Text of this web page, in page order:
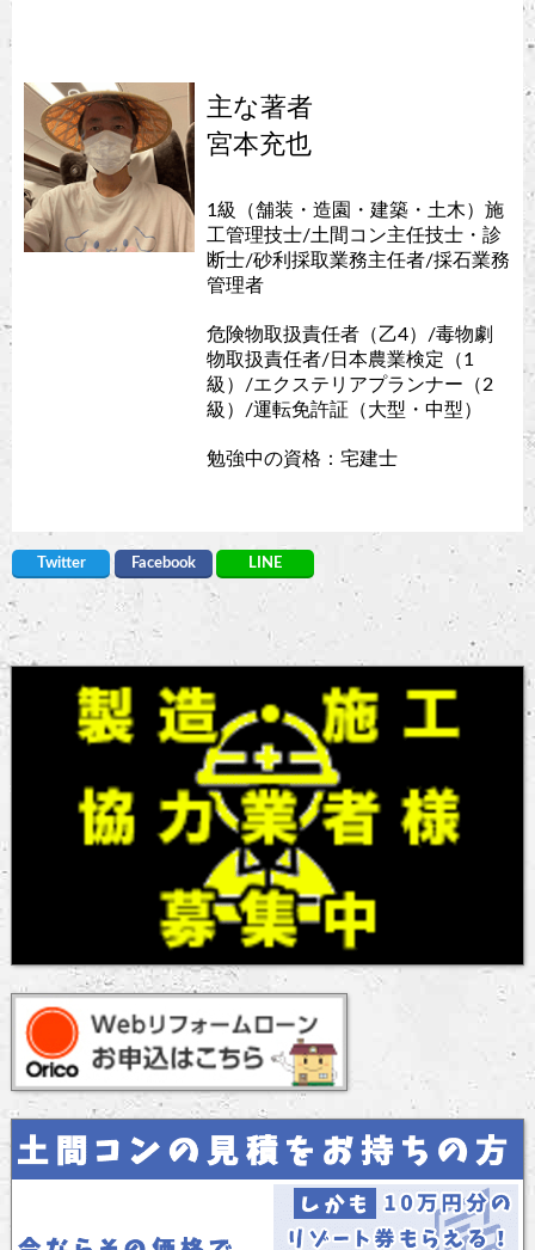
主な著者
宮本充也
1級（舗装・造園・建築・土木）施
工管理技士/土間コン主任技士・診
断士/砂利採取業務主任者/採石業務
管理者
危険物取扱責任者（乙4）/毒物劇
物取扱責任者/日本農業検定（1
級）/エクステリアプランナー（2
級）/運転免許証（大型・中型）
勉強中の資格：宅建士
Twitter Facebook LINE